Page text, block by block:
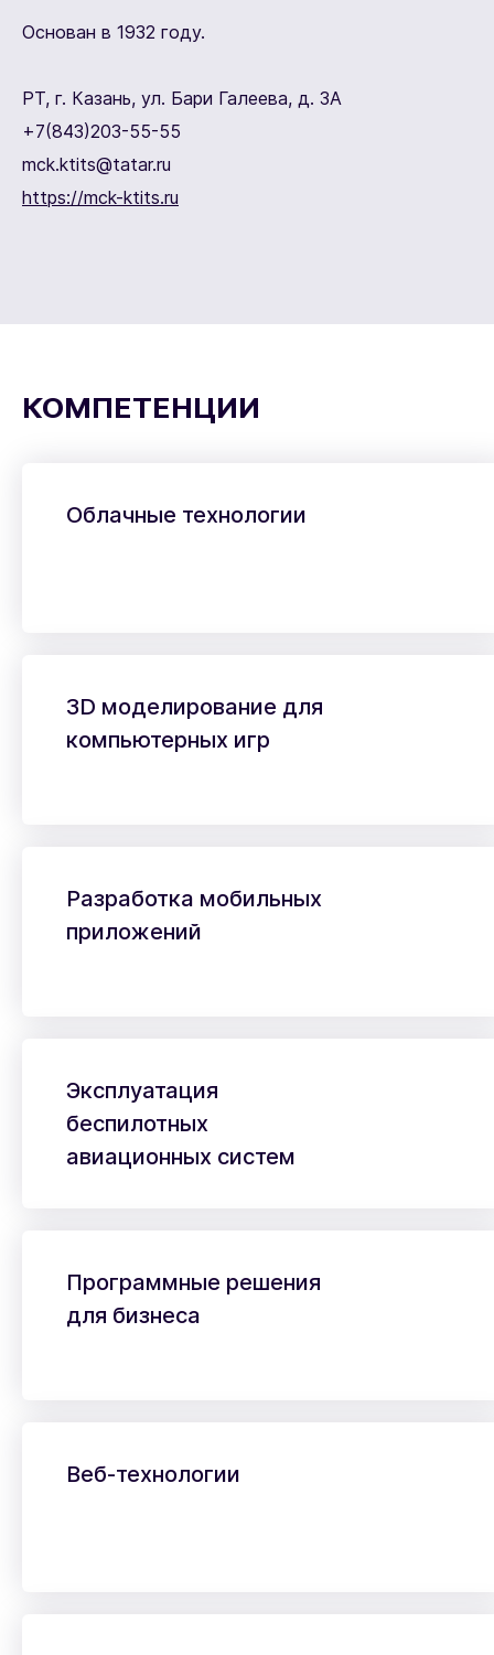
Основан в 1932 году.
РТ, г. Казань, ул. Бари Галеева, д. 3А
+7(843)203-55-55
mck.ktits@tatar.ru
https://mck-ktits.ru
КОМПЕТЕНЦИИ
Облачные технологии
3D моделирование для
компьютерных игр
Разработка мобильных
приложений
Эксплуатация
беспилотных
авиационных систем
Программные решения
для бизнеса
Веб-технологии